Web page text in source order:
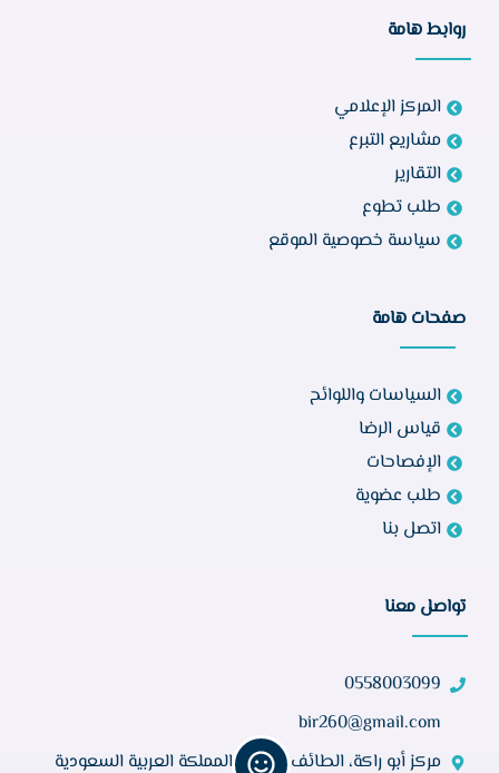
روابط هامة
المركز الإعلامي
مشاريع التبرع
التقارير
طلب تطوع
سياسة خصوصية الموقع
صفحات هامة
السياسات واللوائح
قياس الرضا
الإفصاحات
طلب عضوية
اتصل بنا
تواصل معنا
0558003099
bir260@gmail.com
مركز أبو راكة، الطائف 21944، المملكة العربية السعودية